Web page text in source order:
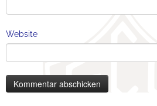
Website